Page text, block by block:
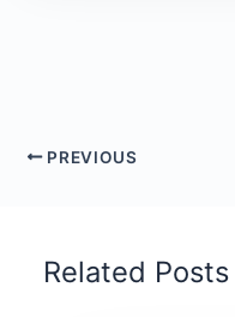
PREVIOUS
Related Posts